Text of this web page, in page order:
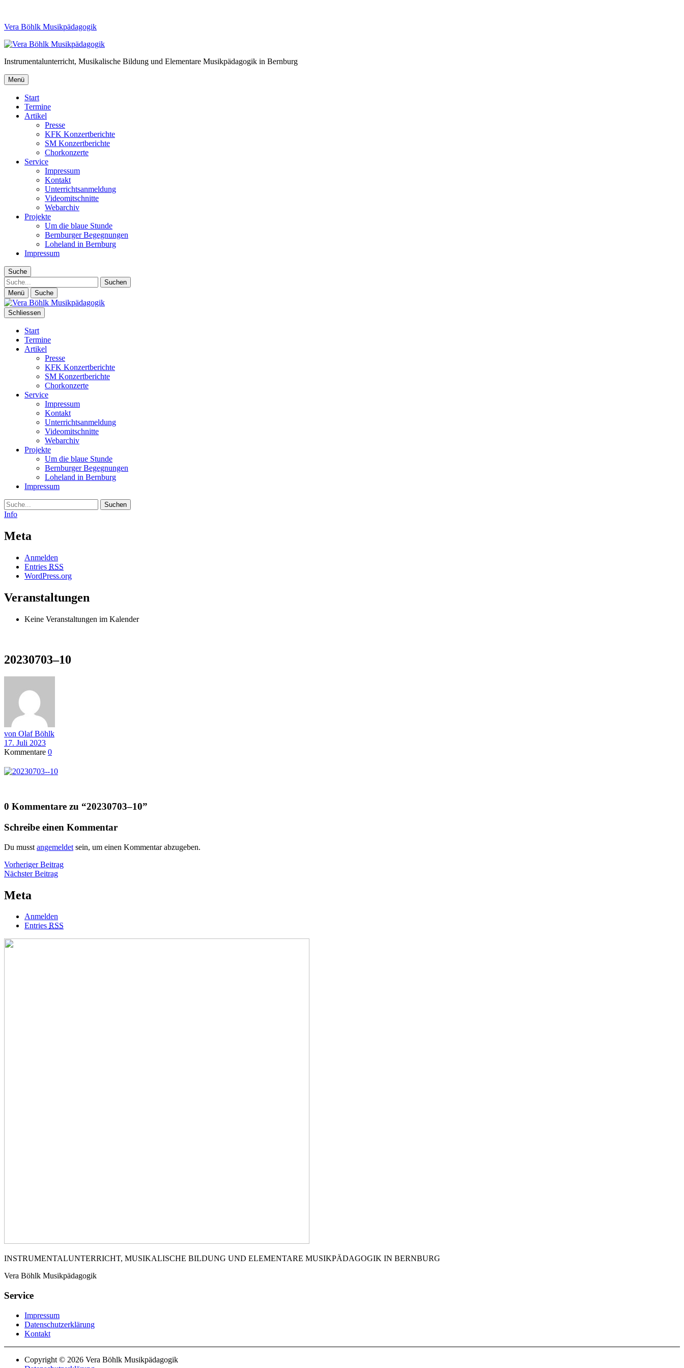
Vera Böhlk Musikpädagogik
Instrumentalunterricht, Musikalische Bildung und Elementare Musikpädagogik in Bernburg
Menü
Start
Termine
Artikel
Presse
KFK Konzertberichte
SM Konzertberichte
Chorkonzerte
Service
Impressum
Kontakt
Unterrichtsanmeldung
Videomitschnitte
Webarchiv
Projekte
Um die blaue Stunde
Bernburger Begegnungen
Loheland in Bernburg
Impressum
Suche
Suche
Menü Suche
Schliessen
Start
Termine
Artikel
Presse
KFK Konzertberichte
SM Konzertberichte
Chorkonzerte
Service
Impressum
Kontakt
Unterrichtsanmeldung
Videomitschnitte
Webarchiv
Projekte
Um die blaue Stunde
Bernburger Begegnungen
Loheland in Bernburg
Impressum
Suche
Info
Meta
Anmelden
Entries RSS
WordPress.org
Veranstaltungen
Keine Veranstaltungen im Kalender
20230703–10
von Olaf Böhlk
17. Juli 2023
Kommentare 0
0 Kommentare zu “20230703–10”
Schreibe einen Kommentar
Du musst angemeldet sein, um einen Kommentar abzugeben.
Beitragsnavigation
Vorheriger BeitragVorheriger
Nächster BeitragNächster
Meta
Anmelden
Entries RSS
INSTRUMENTALUNTERRICHT, MUSIKALISCHE BILDUNG UND ELEMENTARE MUSIKPÄDAGOGIK IN BERNBURG
Vera Böhlk Musikpädagogik
Service
Impressum
Datenschutzerklärung
Kontakt
Copyright © 2026 Vera Böhlk Musikpädagogik